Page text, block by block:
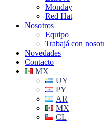
Monday
Red Hat
Nosotros
Equipo
Trabajá con
Novedades
Contacto
MX
UY
PY
AR
MX
CL